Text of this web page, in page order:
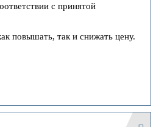
с принятой
повышать, так и снижать цену.